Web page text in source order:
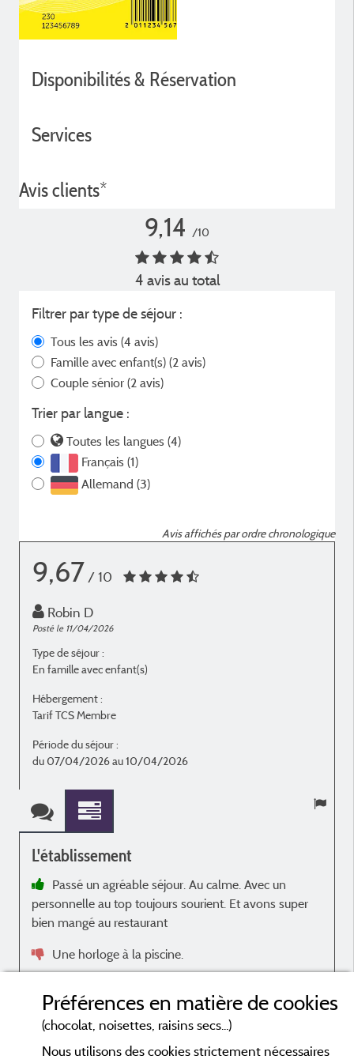
Disponibilités & Réservation
Services
Avis clients*
9,14 /10
4 avis au total
Filtrer par type de séjour :
Tous les avis (4 avis)
Famille avec enfant(s) (2 avis)
Couple sénior (2 avis)
Trier par langue :
Toutes les langues (4)
Français (1)
Allemand (3)
Avis affichés par ordre chronologique
9,67 / 10
Robin D
Posté le 11/04/2026
Type de séjour :
En famille avec enfant(s)
Hébergement :
Tarif TCS Membre
Période du séjour :
du 07/04/2026 au 10/04/2026
L'établissement
Passé un agréable séjour. Au calme. Avec un
personnelle au top toujours sourient. Et avons super
bien mangé au restaurant
Une horloge à la piscine.
Avis sur l'hébergement
Les emplacement sont grand et spacieux cest très
Préférences en matière de cookies
(chocolat, noisettes, raisins secs...)
Nous utilisons des cookies strictement nécessaires